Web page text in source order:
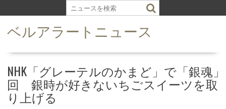
k
ベルアラートニュース
NHK「グレーテルのかまど」で「銀魂」
回 銀時が好きないちごスイーツを取
り上げる